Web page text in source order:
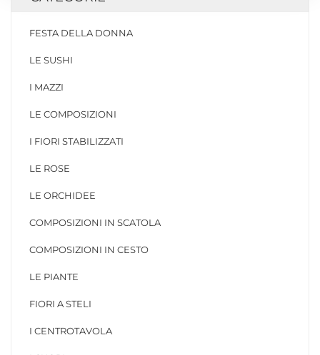
FESTA DELLA DONNA
LE SUSHI
I MAZZI
LE COMPOSIZIONI
I FIORI STABILIZZATI
LE ROSE
LE ORCHIDEE
COMPOSIZIONI IN SCATOLA
COMPOSIZIONI IN CESTO
LE PIANTE
FIORI A STELI
I CENTROTAVOLA